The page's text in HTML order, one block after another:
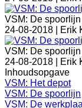
VSM: De spoorlijn
24-08-2018 |
Erik
VSM: De spoorlijn
24-08-2018 |
Erik
Inhoudsopgave
VSM: Het depot
VSM: De spoorlijn
VSM: De